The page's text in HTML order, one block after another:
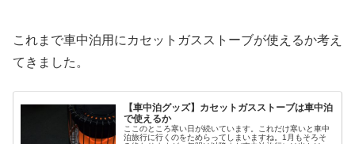
これまで車中泊用にカセットガスストーブが使えるか考え
てきました。
【車中泊グッズ】カセットガスストーブは車中泊
で使えるか
ここのところ寒い日が続いています。これだけ寒いと車中
泊旅行に行くのをためらってしまいますね。1月もそろそ